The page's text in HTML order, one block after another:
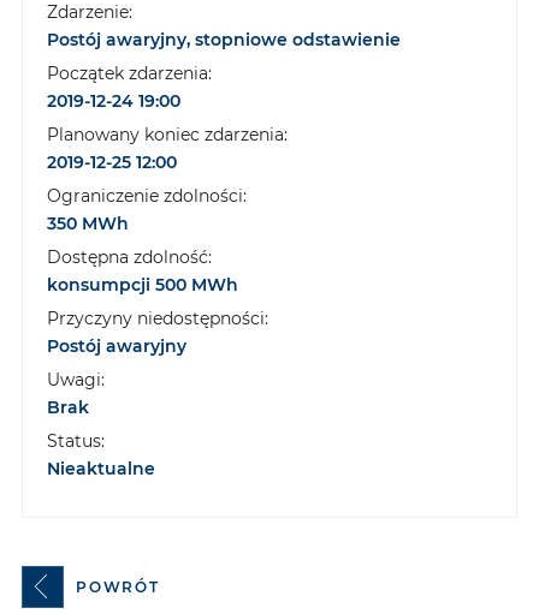
Zdarzenie:
Postój awaryjny, stopniowe odstawienie
Początek zdarzenia:
2019-12-24 19:00
Planowany koniec zdarzenia:
2019-12-25 12:00
Ograniczenie zdolności:
350 MWh
Dostępna zdolność:
konsumpcji 500 MWh
Przyczyny niedostępności:
Postój awaryjny
Uwagi:
Brak
Status:
Nieaktualne
POWRÓT